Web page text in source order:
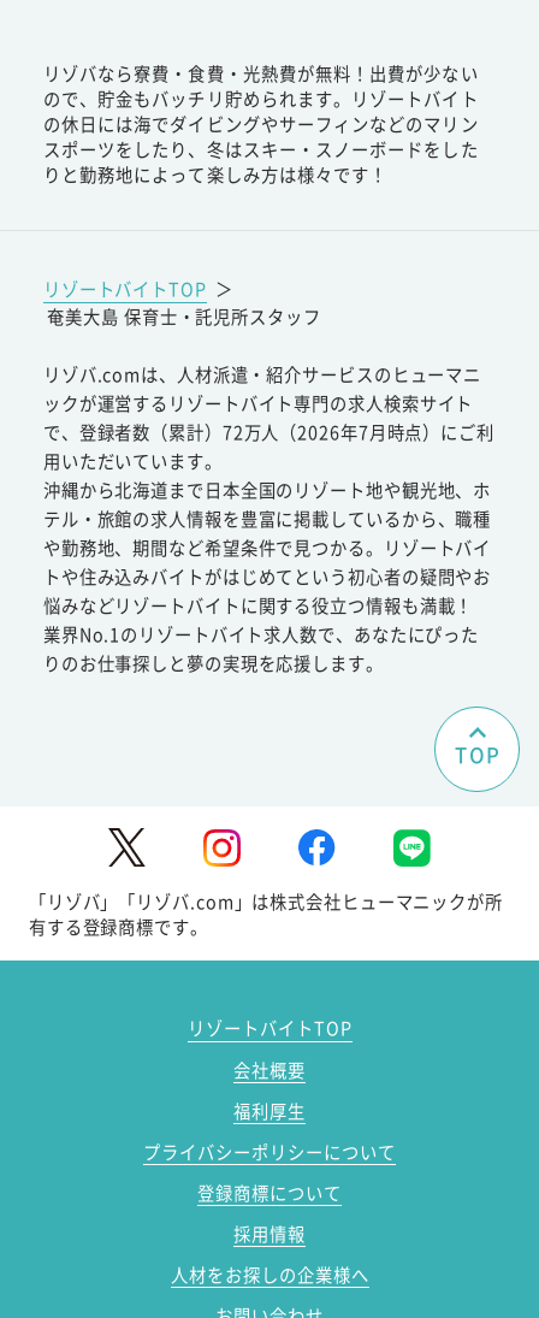
リゾバなら寮費・食費・光熱費が無料！出費が少ない
ので、貯金もバッチリ貯められます。リゾートバイト
の休日には海でダイビングやサーフィンなどのマリン
スポーツをしたり、冬はスキー・スノーボードをした
りと勤務地によって楽しみ方は様々です！
リゾートバイトTOP ＞
奄美大島 保育士・託児所スタッフ
リゾバ.comは、人材派遣・紹介サービスのヒューマニ
ックが運営するリゾートバイト専門の求人検索サイト
で、登録者数（累計）72万人（2026年7月時点）にご利
用いただいています。
沖縄から北海道まで日本全国のリゾート地や観光地、ホ
テル・旅館の求人情報を豊富に掲載しているから、職種
や勤務地、期間など希望条件で見つかる。リゾートバイ
トや住み込みバイトがはじめてという初心者の疑問やお
悩みなどリゾートバイトに関する役立つ情報も満載！
業界No.1のリゾートバイト求人数で、あなたにぴった
りのお仕事探しと夢の実現を応援します。
TOP
「リゾバ」「リゾバ.com」は株式会社ヒューマニックが所
有する登録商標です。
リゾートバイトTOP
会社概要
福利厚生
プライバシーポリシーについて
登録商標について
採用情報
人材をお探しの企業様へ